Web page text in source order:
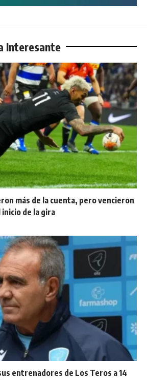
Interesante
más de la cuenta, pero vencieron
de la gira
entrenadores de Los Teros a 14